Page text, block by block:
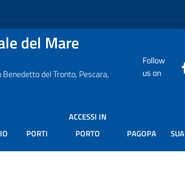
del Mare
del Tronto, Pescara,
Follow
us on
PORTI
ACCESSI IN
PORTO
PAGOPA SUA